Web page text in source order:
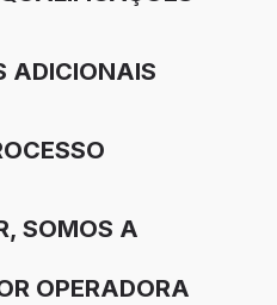
ADICIONAIS
SOMOS A
OPERADORA